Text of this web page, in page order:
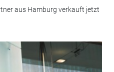
aus Hamburg verkauft jetzt